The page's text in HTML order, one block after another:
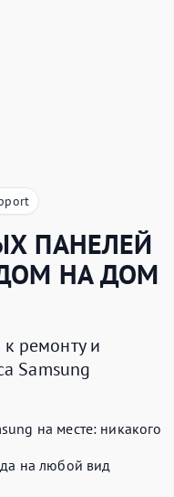
ПАНЕЛЕЙ
НА ДОМ
ремонту и
Samsung
на месте: никакого
на любой вид